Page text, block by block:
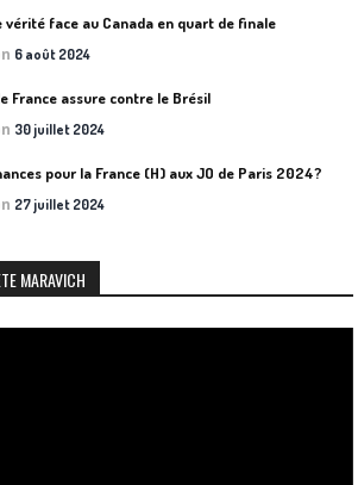
vérité face au Canada en quart de finale
6 août 2024
France assure contre le Brésil
30 juillet 2024
pour la France (H) aux JO de Paris 2024?
27 juillet 2024
MARAVICH